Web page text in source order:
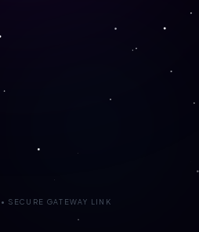
SECURE GATEWAY LINK